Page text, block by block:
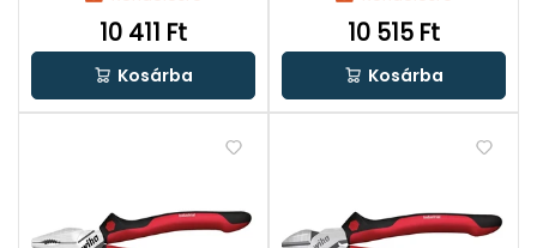
10 411 Ft
Kosárba
10 515 Ft
Kosárba